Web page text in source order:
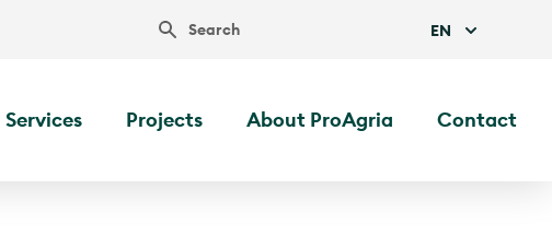
Search EN
Services Projects About ProAgria Contact